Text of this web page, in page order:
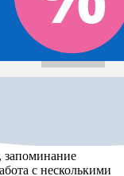
запоминание
с несколькими